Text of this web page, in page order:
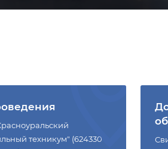
техникум" (624330